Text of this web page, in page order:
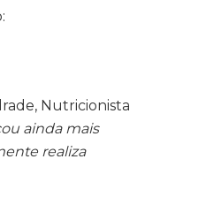
Nutricionista
ainda mais
realiza